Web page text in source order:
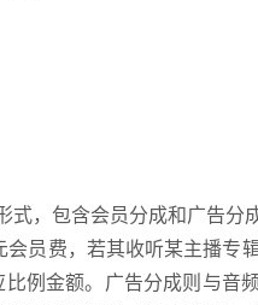
式，包含会员分成和广告分
会员费，若其收听某主播专
比例金额。广告分成则与音